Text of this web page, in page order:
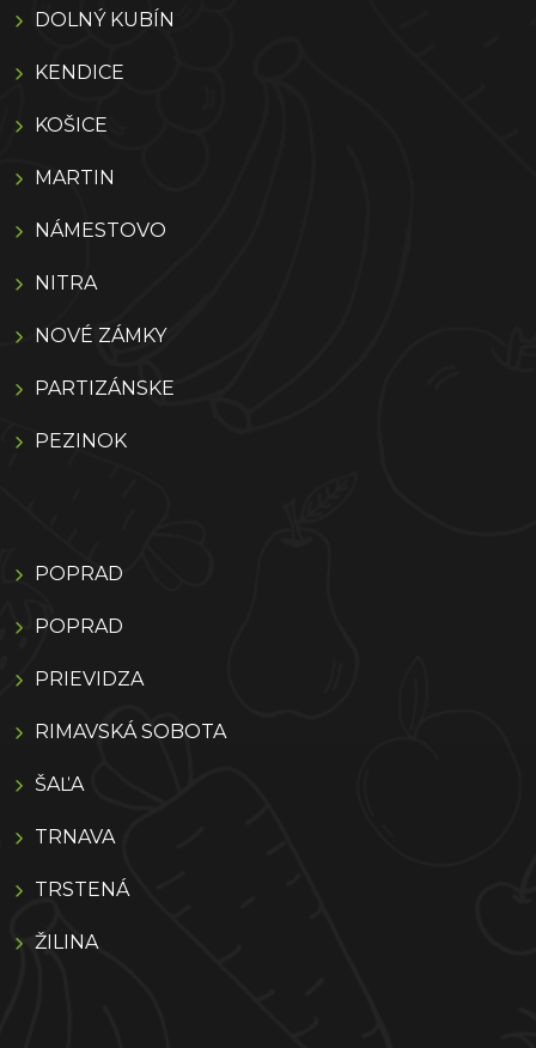
DOLNÝ KUBÍN
KENDICE
KOŠICE
MARTIN
NÁMESTOVO
NITRA
NOVÉ ZÁMKY
PARTIZÁNSKE
PEZINOK
POPRAD
POPRAD
PRIEVIDZA
RIMAVSKÁ SOBOTA
ŠAĽA
TRNAVA
TRSTENÁ
ŽILINA